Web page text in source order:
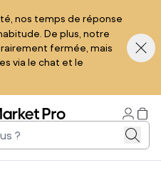
nos temps de réponse
De plus, notre
fermée, mais
via le chat et le